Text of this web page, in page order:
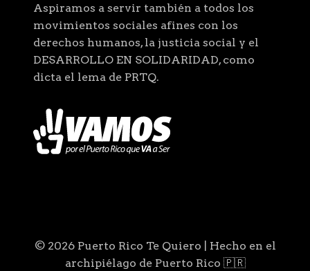
Aspiramos a servir también a todos los
movimientos sociales afines con los
derechos humanos, la justicia social y el
DESARROLLO EN SOLIDARIDAD, como
dicta el lema de PRTQ.
© 2026 Puerto Rico Te Quiero | Hecho en el
archipiélago de Puerto Rico 🇵🇷